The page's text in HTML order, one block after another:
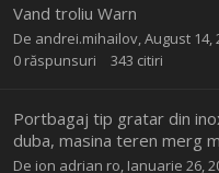
Vand troliu Warn
De andrei.mihailov August 14,
0 răspunsuri 343 citiri
Portbagaj tip gratar din
duba, masina teren merg
De ion adrian ro Ianuarie 26,